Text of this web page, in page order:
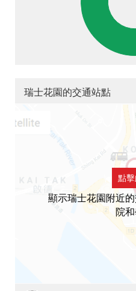
瑞士花園的交通站點
點
顯示瑞士花園附近
院